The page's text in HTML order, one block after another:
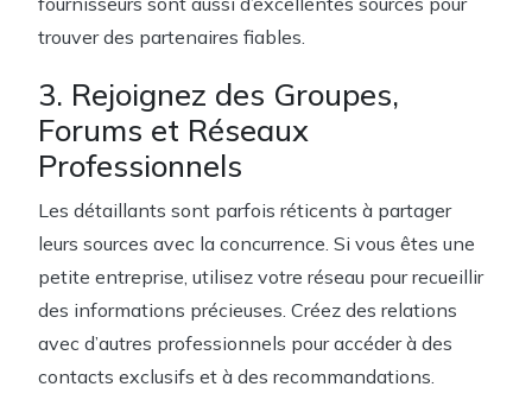
trouver des partenaires fiables.
3. Rejoignez des Groupes,
Forums et Réseaux
Professionnels
Les détaillants sont parfois réticents à partager
leurs sources avec la concurrence. Si vous êtes une
petite entreprise, utilisez votre réseau pour recueillir
des informations précieuses. Créez des relations
avec d’autres professionnels pour accéder à des
contacts exclusifs et à des recommandations.